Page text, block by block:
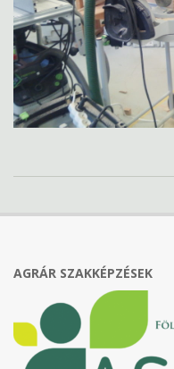
AGRÁR SZAKKÉPZÉSEK